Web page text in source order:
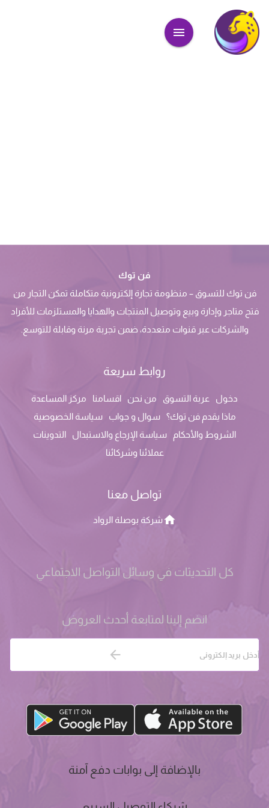
فن توك
فن توك للتسوق – منظومة تجارة إلكترونية متكاملة تمكن التجار من
فتح متاجر وإدارة وبيع وتوصيل المنتجات والهدايا والمستلزمات للأفراد
والشركات عبر قنوات متعددة، ضمن تجربة مرنة وقابلة للتوسع.
روابط سريعة
دخول عربة التسوق من نحن اقسامنا
مركز المساعدة
ماذا يقدم فن توك؟
سوال و جواب
سياسة الخصوصية
الشروط والأحكام
سياسة الإرجاع والاستبدال
التدوينات
عملائنا وشركائنا
تواصل معنا
شركة بوصلة الرواد
كل التحديثات في وسائل التواصل الاجتماعي
انضم إلينا لمتابعة أحدث العروض
بالإضافة إلى بوابات دفع آمنة